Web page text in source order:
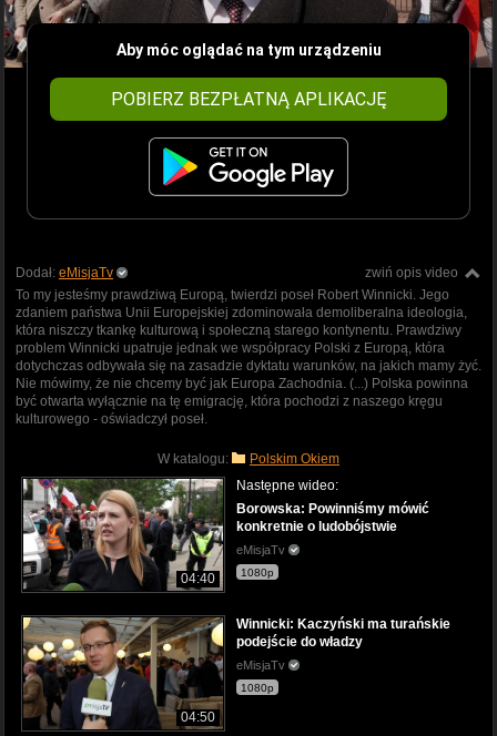
Aby móc oglądać na tym urządzeniu
POBIERZ BEZPŁATNĄ APLIKACJĘ
zwiń opis video
Dodał: eMisjaTv
To my jesteśmy prawdziwą Europą, twierdzi poseł Robert Winnicki. Jego
zdaniem państwa Unii Europejskiej zdominowała demoliberalna ideologia,
która niszczy tkankę kulturową i społeczną starego kontynentu. Prawdziwy
problem Winnicki upatruje jednak we współpracy Polski z Europą, która
dotychczas odbywała się na zasadzie dyktatu warunków, na jakich mamy żyć.
Nie mówimy, że nie chcemy być jak Europa Zachodnia. (...) Polska powinna
być otwarta wyłącznie na tę emigrację, która pochodzi z naszego kręgu
kulturowego - oświadczył poseł.
W katalogu: Polskim Okiem
04:40
Następne wideo:
Borowska: Powinniśmy mówić
konkretnie o ludobójstwie
eMisjaTv
1080p
04:50
Winnicki: Kaczyński ma turańskie
podejście do władzy
eMisjaTv
1080p